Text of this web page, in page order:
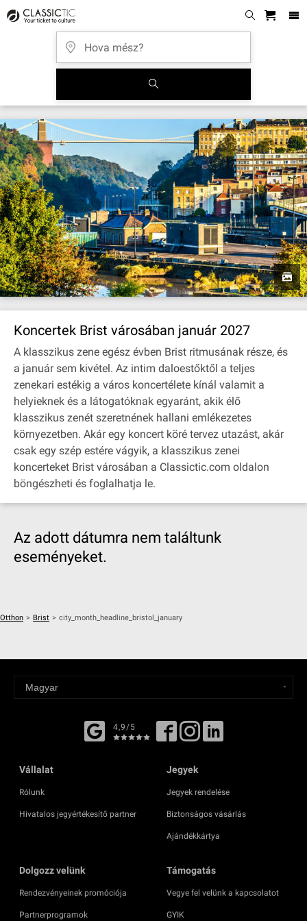
Koncertek Brist városában január 2027
A klasszikus zene egész évben Brist ritmusának része, és
a január sem kivétel. Az intim daloestőktől a teljes
zenekari estékig a város koncertélete kínál valamit a
helyieknek és a látogatóknak egyaránt, akik élő
klasszikus zenét szeretnének hallani emlékezetes
környezetben. Akár egy koncert köré tervez utazást, akár
csak egy szép estére vágyik, a klasszikus zenei
koncerteket Brist városában a Classictic.com oldalon
böngészheti és foglalhatja le.
Az adott dátumra nem találtunk
eseményeket.
Otthon > Brist > city_month_headline_bristol_january
4,9/5
Vállalat
Rólunk
Hivatalos jegyértékesítő partner
Jegyek
Jegyek rendelése
Biztonságos vásárlás
Ajándékkártya
Dolgozz velünk
Rendezvényeinek promóciója
Partnerprogramok
Támogatás
Vegye fel velünk a kapcsolatot
GYIK